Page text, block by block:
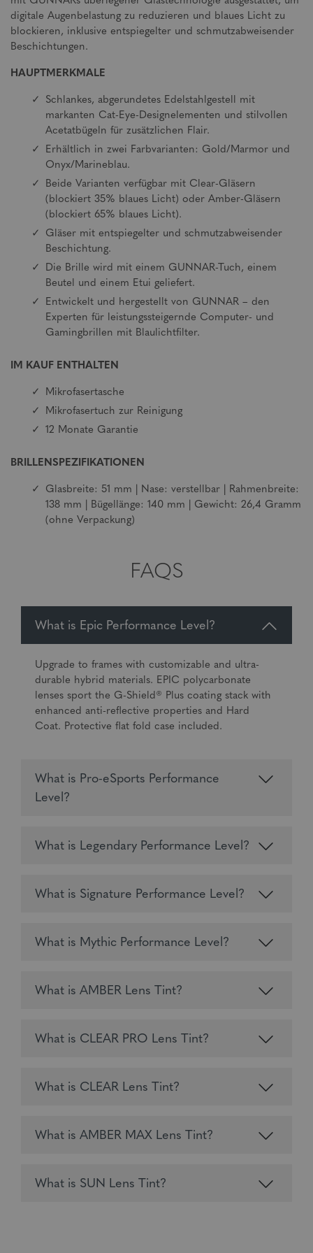
digitale Augenbelastung zu reduzieren und blaues Licht zu
blockieren, inklusive entspiegelter und schmutzabweisender
Beschichtungen.
HAUPTMERKMALE
Schlankes, abgerundetes Edelstahlgestell mit
markanten Cat-Eye-Designelementen und stilvollen
Acetatbügeln für zusätzlichen Flair.
Erhältlich in zwei Farbvarianten: Gold/Marmor und
Onyx/Marineblau.
Beide Varianten verfügbar mit Clear-Gläsern
(blockiert 35% blaues Licht) oder Amber-Gläsern
(blockiert 65% blaues Licht).
Gläser mit entspiegelter und schmutzabweisender
Beschichtung.
Die Brille wird mit einem GUNNAR-Tuch, einem
Beutel und einem Etui geliefert.
Entwickelt und hergestellt von GUNNAR – den
Experten für leistungssteigernde Computer- und
Gamingbrillen mit Blaulichtfilter.
IM KAUF ENTHALTEN
Mikrofasertasche
Mikrofasertuch zur Reinigung
12 Monate Garantie
BRILLENSPEZIFIKATIONEN
Glasbreite: 51 mm | Nase: verstellbar | Rahmenbreite:
138 mm | Bügellänge: 140 mm | Gewicht: 26,4 Gramm
(ohne Verpackung)
FAQS
What is Epic Performance Level?
Upgrade to frames with customizable and ultra-
durable hybrid materials. EPIC polycarbonate
lenses sport the G-Shield® Plus coating stack with
enhanced anti-reflective properties and Hard
Coat. Protective flat fold case included.
What is Pro-eSports Performance
Level?
What is Legendary Performance Level?
What is Signature Performance Level?
What is Mythic Performance Level?
What is AMBER Lens Tint?
What is CLEAR PRO Lens Tint?
What is CLEAR Lens Tint?
What is AMBER MAX Lens Tint?
What is SUN Lens Tint?